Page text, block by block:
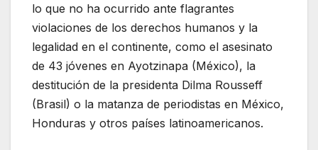
lo que no ha ocurrido ante flagrantes
violaciones de los derechos humanos y la
legalidad en el continente, como el asesinato
de 43 jóvenes en Ayotzinapa (México), la
destitución de la presidenta Dilma Rousseff
(Brasil) o la matanza de periodistas en México,
Honduras y otros países latinoamericanos.